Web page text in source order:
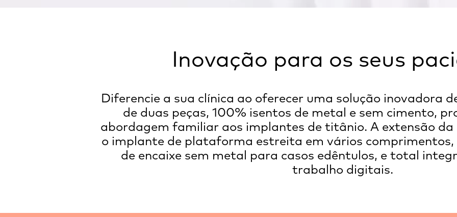
Inovação para os seus
Diferencie a sua clínica ao oferecer uma solução inovadora
de duas peças, 100% isentos de metal e sem cimento,
abordagem familiar aos implantes de titânio. A extensão da
o implante de plataforma estreita em vários
de encaixe sem metal para casos edêntulos, e total
trabalho digitais.